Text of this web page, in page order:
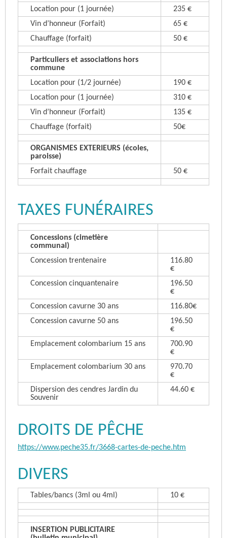
Location pour (1 journée)
235 €
Vin d’honneur (Forfait)
65 €
Chauffage (forfait)
50 €
Particuliers et associations hors
commune
Location pour (1/2 journée)
190 €
Location pour (1 journée)
310 €
Vin d’honneur (Forfait)
135 €
Chauffage (forfait)
50€
ORGANISMES EXTERIEURS (écoles,
paroisse)
Forfait chauffage
50 €
TAXES FUNÉRAIRES
Concessions (cimetière
communal)
Concession trentenaire
116.80
€
Concession cinquantenaire
196.50
€
Concession cavurne 30 ans
116.80€
Concession cavurne 50 ans
196.50
€
Emplacement colombarium 15 ans
700.90
€
Emplacement colombarium 30 ans
970.70
€
Dispersion des cendres Jardin du
Souvenir
44.60 €
DROITS DE PÊCHE
https://www.peche35.fr/3668-cartes-de-peche.htm
DIVERS
Tables/bancs (3ml ou 4ml) 10 €
INSERTION PUBLICITAIRE